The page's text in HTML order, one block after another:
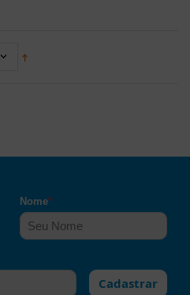
Nome*
Cadastrar